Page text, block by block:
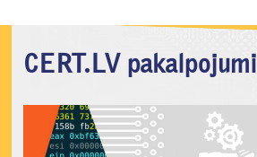
CERT.LV pakalpojumi